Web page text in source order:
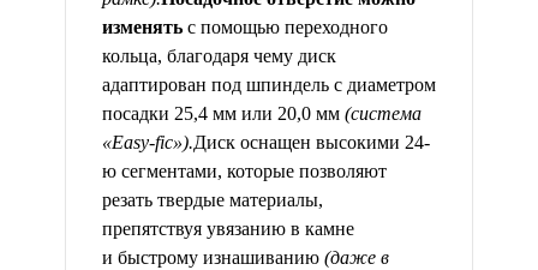
изменять с помощью переходного
кольца, благодаря чему диск
адаптирован под шпиндель с диаметром
посадки 25,4 мм или 20,0 мм (система
«Easy-fic»).Диск оснащен высокими 24-
ю сегментами, которые позволяют
резать твердые материалы,
препятствуя увязанию в камне
и быстрому изнашиванию (даже в